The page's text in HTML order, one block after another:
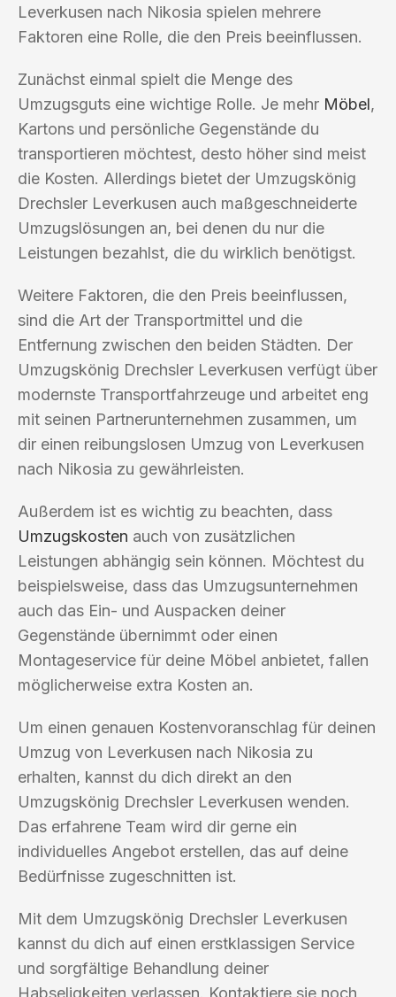
Leverkusen nach Nikosia spielen mehrere
Faktoren eine Rolle, die den Preis beeinflussen.
Zunächst einmal spielt die Menge des
Umzugsguts eine wichtige Rolle. Je mehr Möbel,
Kartons und persönliche Gegenstände du
transportieren möchtest, desto höher sind meist
die Kosten. Allerdings bietet der Umzugskönig
Drechsler Leverkusen auch maßgeschneiderte
Umzugslösungen an, bei denen du nur die
Leistungen bezahlst, die du wirklich benötigst.
Weitere Faktoren, die den Preis beeinflussen,
sind die Art der Transportmittel und die
Entfernung zwischen den beiden Städten. Der
Umzugskönig Drechsler Leverkusen verfügt über
modernste Transportfahrzeuge und arbeitet eng
mit seinen Partnerunternehmen zusammen, um
dir einen reibungslosen Umzug von Leverkusen
nach Nikosia zu gewährleisten.
Außerdem ist es wichtig zu beachten, dass
Umzugskosten auch von zusätzlichen
Leistungen abhängig sein können. Möchtest du
beispielsweise, dass das Umzugsunternehmen
auch das Ein- und Auspacken deiner
Gegenstände übernimmt oder einen
Montageservice für deine Möbel anbietet, fallen
möglicherweise extra Kosten an.
Um einen genauen Kostenvoranschlag für deinen
Umzug von Leverkusen nach Nikosia zu
erhalten, kannst du dich direkt an den
Umzugskönig Drechsler Leverkusen wenden.
Das erfahrene Team wird dir gerne ein
individuelles Angebot erstellen, das auf deine
Bedürfnisse zugeschnitten ist.
Mit dem Umzugskönig Drechsler Leverkusen
kannst du dich auf einen erstklassigen Service
und sorgfältige Behandlung deiner
Habseligkeiten verlassen. Kontaktiere sie noch